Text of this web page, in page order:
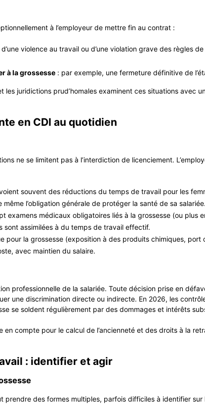
à l’employeur de mettre fin au contrat :
d’une violence au travail ou d’une violation grave des règles
à la grossesse : par exemple, une fermeture définitive de
les juridictions prud’homales examinent ces situations avec
en CDI au quotidien
ne se limitent pas à l’interdiction de licenciement.
souvent des réductions du temps de travail pour les
l’obligation générale de protéger la santé de sa salariée.
examens médicaux obligatoires liés à la grossesse (ou
assimilées à du temps de travail effectif.
pour la grossesse (exposition à des produits chimiques,
avec maintien du salaire.
professionnelle de la salariée. Toute décision prise en
une discrimination directe ou indirecte. En 2026, les
se soldent régulièrement par des dommages et intérêts
compte pour le calcul de l’ancienneté et des droits à la
: identifier et agir
prendre des formes multiples, parfois difficiles à identifier sur